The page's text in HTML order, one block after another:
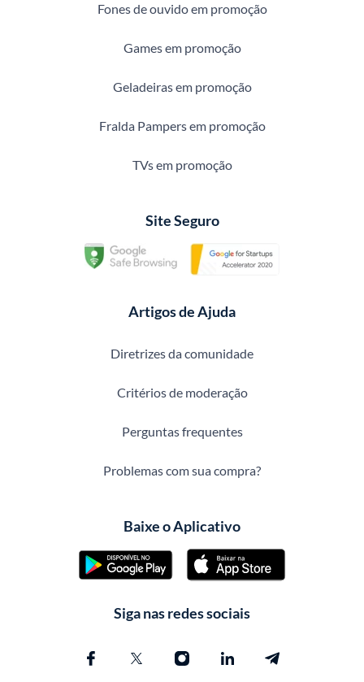
Fones de ouvido em promoção
Games em promoção
Geladeiras em promoção
Fralda Pampers em promoção
TVs em promoção
Site Seguro
Artigos de Ajuda
Diretrizes da comunidade
Critérios de moderação
Perguntas frequentes
Problemas com sua compra?
Baixe o Aplicativo
Siga nas redes sociais